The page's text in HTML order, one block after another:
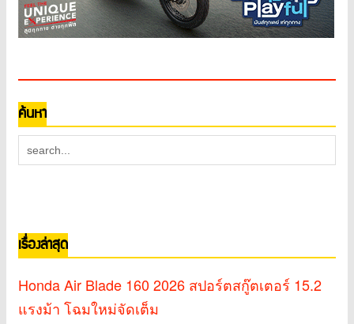
ค้นหา
เรื่องล่าสุด
Honda Air Blade 160 2026 สปอร์ตสกู๊ตเตอร์ 15.2
แรงม้า โฉมใหม่จัดเต็ม